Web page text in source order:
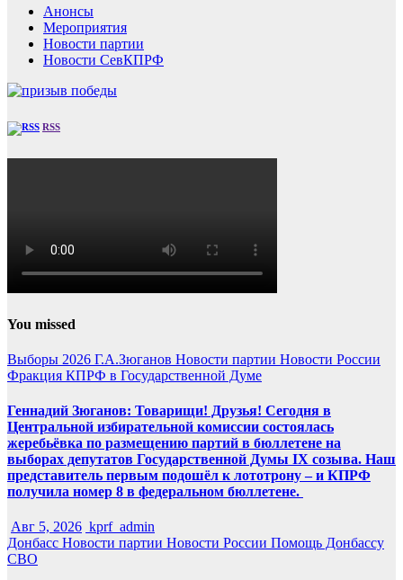
Анонсы
Мероприятия
Новости партии
Новости СевКПРФ
RSS
You missed
Выборы 2026 Г.А.Зюганов Новости партии Новости России
Фракция КПРФ в Государственной Думе
Геннадий Зюганов: Товарищи! Друзья! Сегодня в
Центральной избирательной комиссии состоялась
жеребьёвка по размещению партий в бюллетене на
выборах депутатов Государственной Думы IX созыва. Наш
представитель первым подошёл к лототрону – и КПРФ
получила номер 8 в федеральном бюллетене.
Авг 5, 2026 kprf_admin
Донбасс Новости партии Новости России Помощь Донбассу
СВО